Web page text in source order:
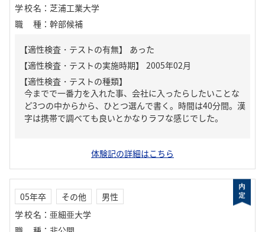
学校名 ： 芝浦工業大学
職種 ： 幹部候補
【適性検査・テストの有無】 あった
【適性検査・テストの種類】
今までで一番力を入れた事、会社に入ったらしたいことな
ど3つの中からから、ひとつ選んで書く。時間は40分間。漢
字は携帯で調べても良いとかなりラフな感じでした。
体験記の詳細はこちら
05年卒 その他
男性
学校名 ： 亜細亜大学